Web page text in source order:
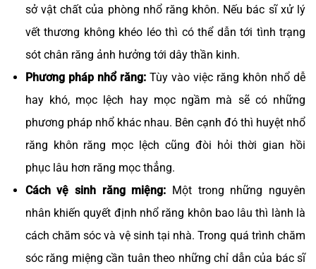
sở vật chất của phòng nhổ răng khôn. Nếu bác sĩ xử lý
vết thương không khéo léo thì có thể dẫn tới tình trạng
sót chân răng ảnh hưởng tới dây thần kinh.
Phương pháp nhổ răng: Tùy vào việc răng khôn nhổ dễ
hay khó, mọc lệch hay mọc ngầm mà sẽ có những
phương pháp nhổ khác nhau. Bên cạnh đó thì huyệt nhổ
răng khôn răng mọc lệch cũng đòi hỏi thời gian hồi
phục lâu hơn răng mọc thẳng.
Cách vệ sinh răng miệng: Một trong những nguyên
nhân khiến quyết định nhổ răng khôn bao lâu thì lành là
cách chăm sóc và vệ sinh tại nhà. Trong quá trình chăm
sóc răng miệng cần tuân theo những chỉ dẫn của bác sĩ